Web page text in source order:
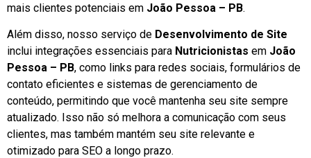
mais clientes potenciais em João Pessoa – PB.
Além disso, nosso serviço de Desenvolvimento de Site
inclui integrações essenciais para Nutricionistas em João
Pessoa – PB, como links para redes sociais, formulários de
contato eficientes e sistemas de gerenciamento de
conteúdo, permitindo que você mantenha seu site sempre
atualizado. Isso não só melhora a comunicação com seus
clientes, mas também mantém seu site relevante e
otimizado para SEO a longo prazo.